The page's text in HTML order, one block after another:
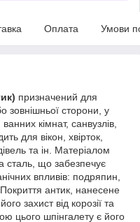
Оплата Умови
призначений для
зовнішньої сторони, у
кімнат, санвузлів,
для вікон, хвірток,
та ін. Матеріалом
сталь, що забезпечує
впливів: подряпин,
антик, нанесене
захист від корозії та
цього шпінгалету є його